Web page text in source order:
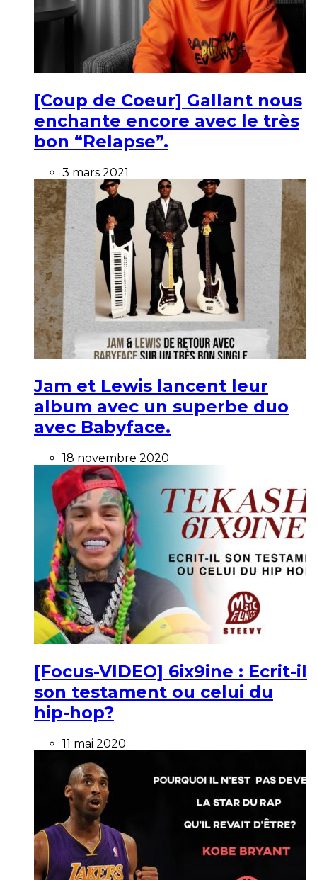
[Coup de Coeur] Gallant nous
enchante encore avec le très
bon “Relapse”.
3 mars 2021
Jam et Lewis lancent leur
album avec un superbe duo
avec Babyface.
18 novembre 2020
[Focus-VIDEO] 6ix9ine : Ecrit-il
son testament ou celui du
hip-hop?
11 mai 2020